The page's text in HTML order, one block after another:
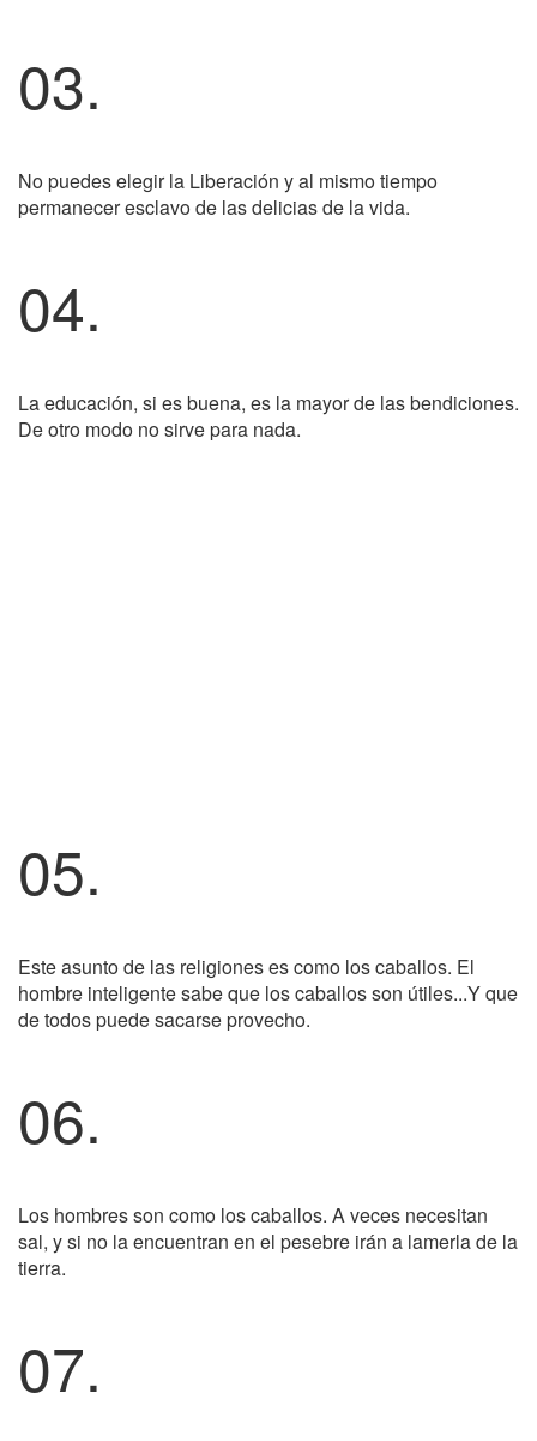
03.
No puedes elegir la Liberación y al mismo tiempo
permanecer esclavo de las delicias de la vida.
04.
La educación, si es buena, es la mayor de las bendiciones.
De otro modo no sirve para nada.
05.
Este asunto de las religiones es como los caballos. El
hombre inteligente sabe que los caballos son útiles...Y que
de todos puede sacarse provecho.
06.
Los hombres son como los caballos. A veces necesitan
sal, y si no la encuentran en el pesebre irán a lamerla de la
tierra.
07.